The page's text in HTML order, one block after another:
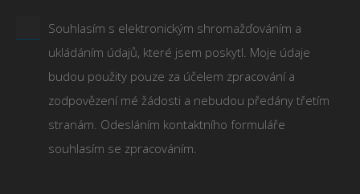
Souhlasím s elektronickým shromažďováním a
ukládáním údajů, které jsem poskytl. Moje údaje
budou použity pouze za účelem zpracování a
zodpovězení mé žádosti a nebudou předány třetím
stranám. Odesláním kontaktního formuláře
souhlasím se zpracováním.